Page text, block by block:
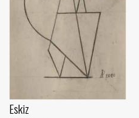
Eskiz